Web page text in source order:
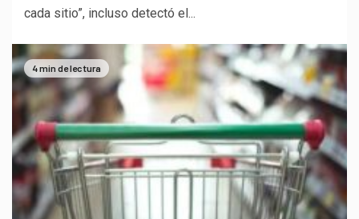
cada sitio”, incluso detectó el...
4 min de lectura